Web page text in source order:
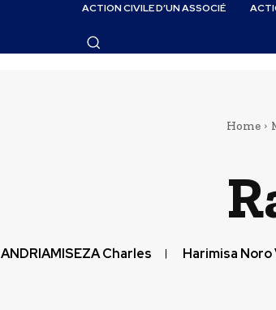
ACTION CIVILE D’UN ASSOCIÉ
Home
ANDRIAMISEZA Charles Harimisa Noro